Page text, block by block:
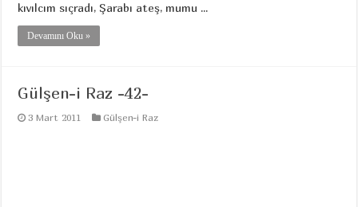
kıvılcım sıçradı, Şarabı ateş, mumu ...
Devamını Oku »
Gülşen-i Raz -42-
3 Mart 2011 Gülşen-i Raz